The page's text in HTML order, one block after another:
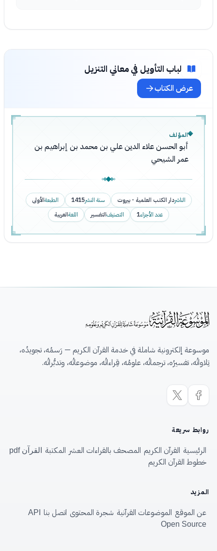
لباب التأويل في معاني التنزيل
عرض الكتاب
المؤلف
أبو الحسن علاء الدين علي بن محمد بن إبراهيم بن
عمر الشيحي
الناشردار الكتب العلمية - بيروت سنة النشر1415 الطبعةالأولى
عدد الأجزاء1 التصنيفالتفسير اللغةالعربية
موسوعة إلكترونية شاملة في خدمة القرآن الكريم — رَسمُه، تجويدُه،
تِلاواتُه، تفسيرُه، ترجماتُه، علومُه، قِراءاتُه، موضوعاتُه، وتدبُّراتُه.
روابط سريعة
الرئيسية القرآن الكريم المصحف بالقراءات العشر المكتبة القرآن pdf
خطوط القرآن الكريم
المزيد
عن الموقع الموضوعات القرآنية شجرة المحتوى اتصل بنا
API
Open Source